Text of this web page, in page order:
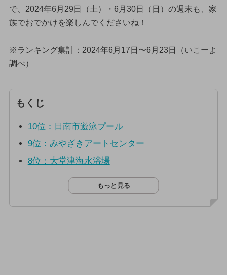
で、2024年6月29日（土）・6月30日（日）の週末も、家
族でおでかけを楽しんでくださいね！
※ランキング集計：2024年6月17日〜6月23日（いこーよ
調べ）
もくじ
10位：日南市遊泳プール
9位：みやざきアートセンター
8位：大堂津海水浴場
もっと見る